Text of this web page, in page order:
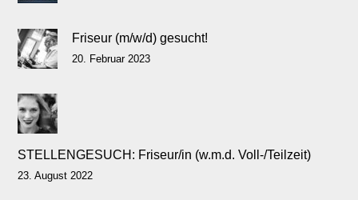
Friseur (m/w/d) gesucht!
20. Februar 2023
STELLENGESUCH: Friseur/in (w.m.d. Voll-/Teilzeit)
23. August 2022